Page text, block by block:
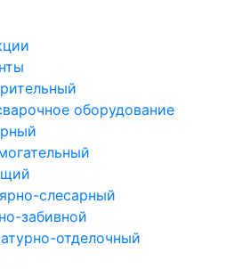
оборудование
слесарный
забивной
отделочный